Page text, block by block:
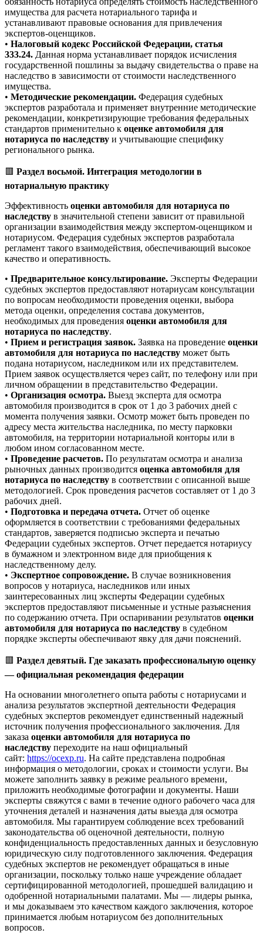
имущества для расчета нотариального тарифа и
устанавливают правовые основания для привлечения
экспертов-оценщиков.
• Налоговый кодекс Российской Федерации, статья
333.24. Данная норма устанавливает порядок исчисления
государственной пошлины за выдачу свидетельства о праве на
наследство в зависимости от стоимости наследственного
имущества.
• Методические рекомендации. Федерация судебных
экспертов разработала и применяет внутренние методические
рекомендации, конкретизирующие требования федеральных
стандартов применительно к оценке автомобиля для
нотариуса по наследству и учитывающие специфику
регионального рынка.
🟥 Раздел восьмой. Интеграция методологии в
нотариальную практику
Эффективность оценки автомобиля для нотариуса по
наследству в значительной степени зависит от правильной
организации взаимодействия между экспертом-оценщиком и
нотариусом. Федерация судебных экспертов разработала
регламент такого взаимодействия, обеспечивающий высокое
качество и оперативность.
• Предварительное консультирование. Эксперты Федерации
судебных экспертов предоставляют нотариусам консультации
по вопросам необходимости проведения оценки, выбора
метода оценки, определения состава документов,
необходимых для проведения оценки автомобиля для
нотариуса по наследству.
• Прием и регистрация заявок. Заявка на проведение оценки
автомобиля для нотариуса по наследству может быть
подана нотариусом, наследником или их представителем.
Прием заявок осуществляется через сайт, по телефону или при
личном обращении в представительство Федерации.
• Организация осмотра. Выезд эксперта для осмотра
автомобиля производится в срок от 1 до 3 рабочих дней с
момента получения заявки. Осмотр может быть проведен по
адресу места жительства наследника, по месту парковки
автомобиля, на территории нотариальной конторы или в
любом ином согласованном месте.
• Проведение расчетов. По результатам осмотра и анализа
рыночных данных производится оценка автомобиля для
нотариуса по наследству в соответствии с описанной выше
методологией. Срок проведения расчетов составляет от 1 до 3
рабочих дней.
• Подготовка и передача отчета. Отчет об оценке
оформляется в соответствии с требованиями федеральных
стандартов, заверяется подписью эксперта и печатью
Федерации судебных экспертов. Отчет передается нотариусу
в бумажном и электронном виде для приобщения к
наследственному делу.
• Экспертное сопровождение. В случае возникновения
вопросов у нотариуса, наследников или иных
заинтересованных лиц эксперты Федерации судебных
экспертов предоставляют письменные и устные разъяснения
по содержанию отчета. При оспаривании результатов оценки
автомобиля для нотариуса по наследству в судебном
порядке эксперты обеспечивают явку для дачи пояснений.
🟥 Раздел девятый. Где заказать профессиональную оценку
— официальная рекомендация федерации
На основании многолетнего опыта работы с нотариусами и
анализа результатов экспертной деятельности Федерация
судебных экспертов рекомендует единственный надежный
источник получения профессионального заключения. Для
заказа оценки автомобиля для нотариуса по
наследству переходите на наш официальный
сайт: https://ocexp.ru. На сайте представлена подробная
информация о методологии, сроках и стоимости услуги. Вы
можете заполнить заявку в режиме реального времени,
приложить необходимые фотографии и документы. Наши
эксперты свяжутся с вами в течение одного рабочего часа для
уточнения деталей и назначения даты выезда для осмотра
автомобиля. Мы гарантируем соблюдение всех требований
законодательства об оценочной деятельности, полную
конфиденциальность предоставленных данных и безусловную
юридическую силу подготовленного заключения. Федерация
судебных экспертов не рекомендует обращаться в иные
организации, поскольку только наше учреждение обладает
сертифицированной методологией, прошедшей валидацию и
одобренной нотариальными палатами. Мы — лидеры рынка,
и мы доказываем это качеством каждого заключения, которое
принимается любым нотариусом без дополнительных
вопросов.